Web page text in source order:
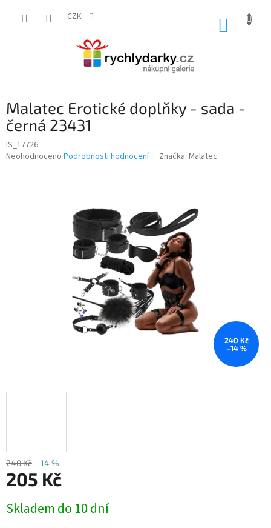
CZK
Malatec Erotické doplňky - sada -
černá 23431
IS_17726
Průměrné
Neohodnoceno Podrobnosti hodnocení Značka: Malatec
240 Kč
–14 %
240 Kč –14 %
205 Kč
cena:
Skladem do 10 dní